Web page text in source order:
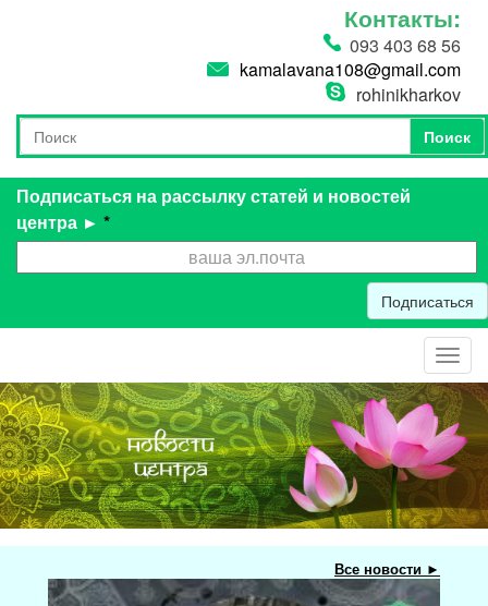
Контакты:
093 403 68 56
kamalavana108@gmail.com
rohinikharkov
Форма поиска
Поиск
Поиск
Подписаться на рассылку статей и новостей
центра ► *
Подписаться
Все новости ►